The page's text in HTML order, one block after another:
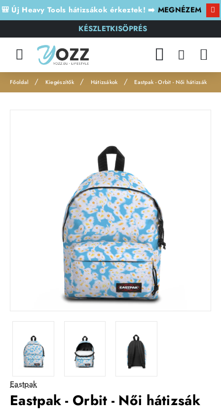
🎒 Új Heavy Tools hátizsákok érkeztek! ➡️ MEGNÉZEM
KÉSZLETKISÖPRÉS
h
Kiegészítők Hátizsákok Eastpak - Orbit - Női hátizsák
Eastpak
Eastpak - Orbit - Női hátizsák